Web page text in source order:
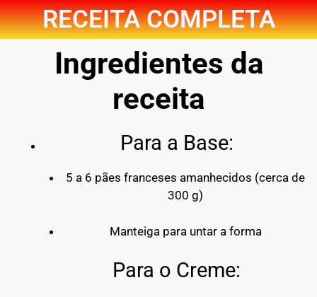
RECEITA COMPLETA
Ingredientes da
receita
Para a Base:
5 a 6 pães franceses amanhecidos (cerca de
300 g)
Manteiga para untar a forma
Para o Creme: